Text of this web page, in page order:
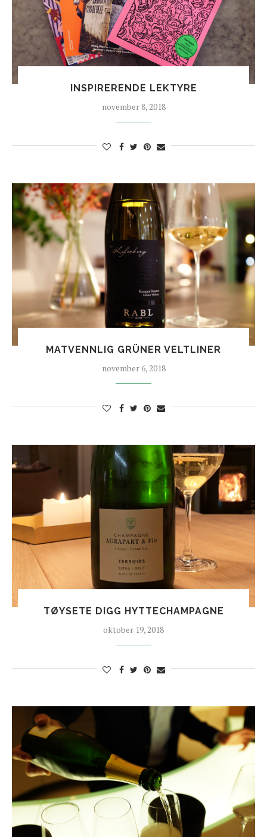
INSPIRERENDE LEKTYRE
november 8, 2018
MATVENNLIG GRÜNER VELTLINER
november 6, 2018
TØYSETE DIGG HYTTECHAMPAGNE
oktober 19, 2018